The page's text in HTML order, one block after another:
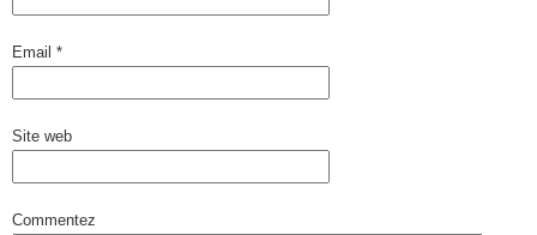
Email *
Site web
Commentez